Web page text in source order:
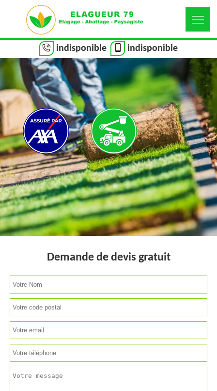
indisponible indisponible
Demande de devis gratuit